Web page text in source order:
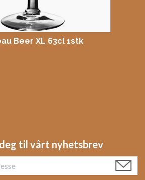
Beer XL 63cl 1stk
til vårt nyhetsbrev